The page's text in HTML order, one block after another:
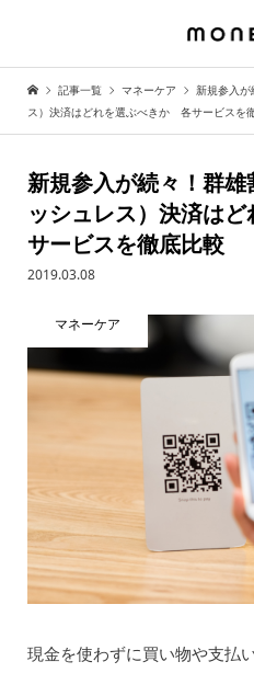
記事一覧 マネーケア
新規参入が
ス）決済はどれを選ぶべきか 各サービスを
新規参入が続々！群
ッシュレス）決済は
サービスを徹底比較
2019.03.08
マネーケア
現金を使わずに買い物や支払